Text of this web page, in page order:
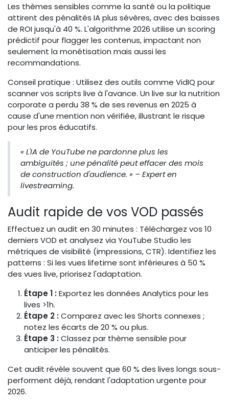
Les thèmes sensibles comme la santé ou la politique
attirent des pénalités IA plus sévères, avec des baisses
de ROI jusqu'à 40 %. L'algorithme 2026 utilise un scoring
prédictif pour flagger les contenus, impactant non
seulement la monétisation mais aussi les
recommandations.
Conseil pratique : Utilisez des outils comme VidIQ pour
scanner vos scripts live à l'avance. Un live sur la nutrition
corporate a perdu 38 % de ses revenus en 2025 à
cause d'une mention non vérifiée, illustrant le risque
pour les pros éducatifs.
« L'IA de YouTube ne pardonne plus les
ambiguïtés ; une pénalité peut effacer des mois
de construction d'audience. » – Expert en
livestreaming.
Audit rapide de vos VOD passés
Effectuez un audit en 30 minutes : Téléchargez vos 10
derniers VOD et analysez via YouTube Studio les
métriques de visibilité (impressions, CTR). Identifiez les
patterns : Si les vues lifetime sont inférieures à 50 %
des vues live, priorisez l'adaptation.
Étape 1 :Exportez les données Analytics pour les
lives >1h.
Étape 2 :Comparez avec les Shorts connexes ;
notez les écarts de 20 % ou plus.
Étape 3 :Classez par thème sensible pour
anticiper les pénalités.
Cet audit révèle souvent que 60 % des lives longs sous-
performent déjà, rendant l'adaptation urgente pour
2026.